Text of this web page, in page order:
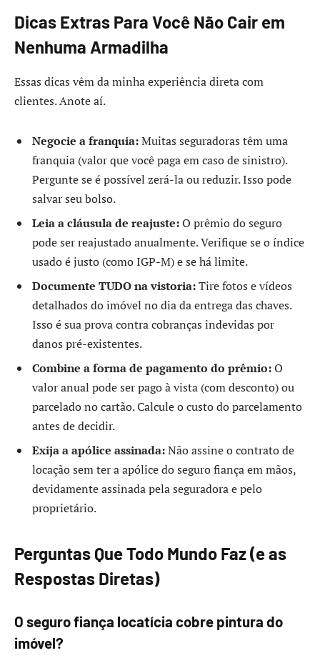
Dicas Extras Para Você Não Cair em
Nenhuma Armadilha
Essas dicas vêm da minha experiência direta com
clientes. Anote aí.
Negocie a franquia:Muitas seguradoras têm uma
franquia (valor que você paga em caso de sinistro).
Pergunte se é possível zerá-la ou reduzir. Isso pode
salvar seu bolso.
Leia a cláusula de reajuste:O prêmio do seguro
pode ser reajustado anualmente. Verifique se o índice
usado é justo (como IGP-M) e se há limite.
Documente TUDO na vistoria:Tire fotos e vídeos
detalhados do imóvel no dia da entrega das chaves.
Isso é sua prova contra cobranças indevidas por
danos pré-existentes.
Combine a forma de pagamento do prêmio:O
valor anual pode ser pago à vista (com desconto) ou
parcelado no cartão. Calcule o custo do parcelamento
antes de decidir.
Exija a apólice assinada:Não assine o contrato de
locação sem ter a apólice do seguro fiança em mãos,
devidamente assinada pela seguradora e pelo
proprietário.
Perguntas Que Todo Mundo Faz (e as
Respostas Diretas)
O seguro fiança locatícia cobre pintura do
imóvel?